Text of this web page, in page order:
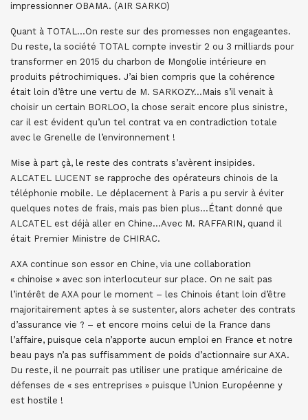
impressionner OBAMA. (AIR SARKO)
Quant à TOTAL…On reste sur des promesses non engageantes.
Du reste, la société TOTAL compte investir 2 ou 3 milliards pour
transformer en 2015 du charbon de Mongolie intérieure en
produits pétrochimiques. J’ai bien compris que la cohérence
était loin d’être une vertu de M. SARKOZY…Mais s’il venait à
choisir un certain BORLOO, la chose serait encore plus sinistre,
car il est évident qu’un tel contrat va en contradiction totale
avec le Grenelle de l’environnement !
Mise à part çà, le reste des contrats s’avèrent insipides.
ALCATEL LUCENT se rapproche des opérateurs chinois de la
téléphonie mobile. Le déplacement à Paris a pu servir à éviter
quelques notes de frais, mais pas bien plus…Étant donné que
ALCATEL est déjà aller en Chine…Avec M. RAFFARIN, quand il
était Premier Ministre de CHIRAC.
AXA continue son essor en Chine, via une collaboration
« chinoise » avec son interlocuteur sur place. On ne sait pas
l’intérêt de AXA pour le moment – les Chinois étant loin d’être
majoritairement aptes à se sustenter, alors acheter des contrats
d’assurance vie ? – et encore moins celui de la France dans
l’affaire, puisque cela n’apporte aucun emploi en France et notre
beau pays n’a pas suffisamment de poids d’actionnaire sur AXA.
Du reste, il ne pourrait pas utiliser une pratique américaine de
défenses de « ses entreprises » puisque l’Union Européenne y
est hostile !